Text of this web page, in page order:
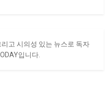
고 시의성 있는 뉴스로 독자
입니다.